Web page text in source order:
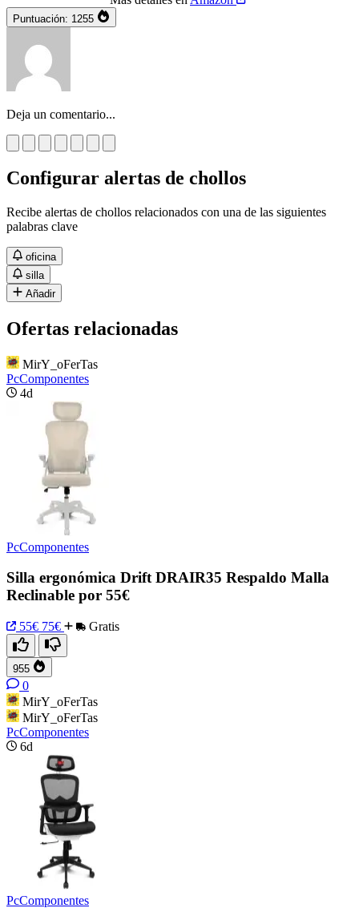
Puntuación: 1255
Deja un comentario...
Configurar alertas de chollos
Recibe alertas de chollos relacionados con una de las siguientes
palabras clave
oficina
silla
Añadir
Ofertas relacionadas
MirY_oFerTas
PcComponentes
4d
PcComponentes
Silla ergonómica Drift DRAIR35 Respaldo Malla
Reclinable por 55€
55€ 75€ Gratis
955
0
MirY_oFerTas
MirY_oFerTas
PcComponentes
6d
PcComponentes